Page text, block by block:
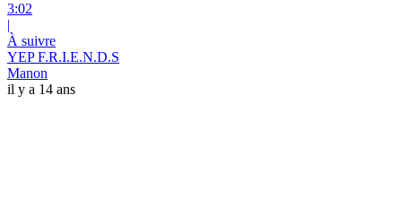
3:02
|
À suivre
YEP F.R.I.E.N.D.S
Manon
il y a 14 ans